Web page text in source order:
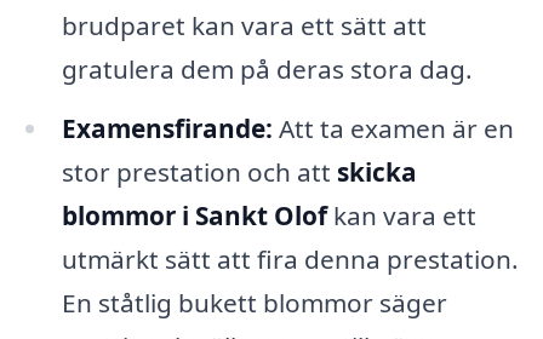
brudparet kan vara ett sätt att
gratulera dem på deras stora dag.
Examensfirande: Att ta examen är en
stor prestation och att skicka
blommor i Sankt Olofkan vara ett
utmärkt sätt att fira denna prestation.
En ståtlig bukett blommor säger